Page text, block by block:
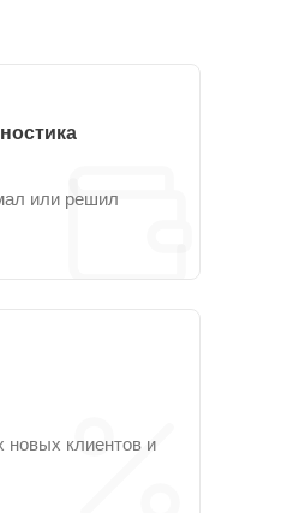
или решил
новых клиентов и